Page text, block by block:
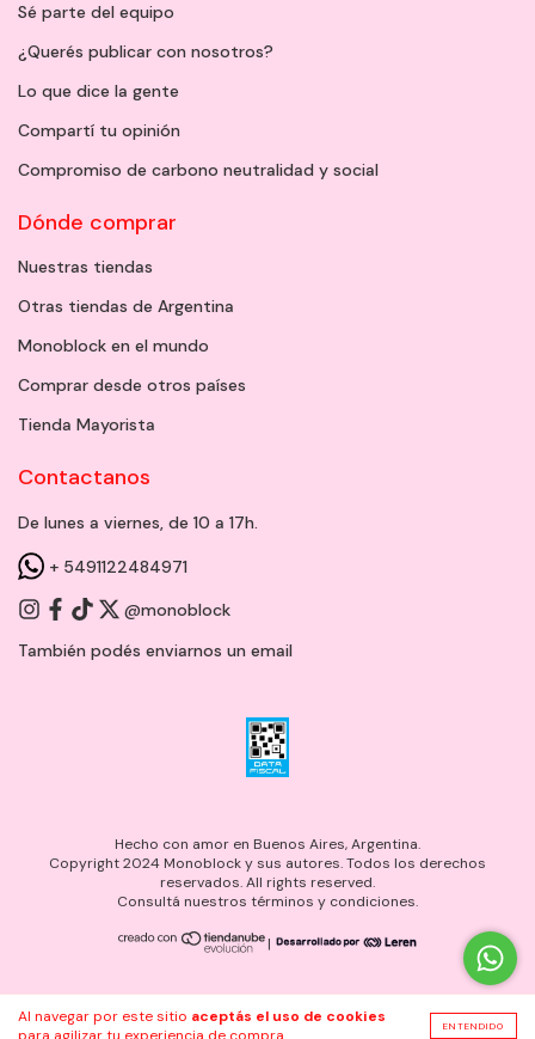
Al navegar por este sitio aceptás el uso de cookies
ENTENDIDO
Sé parte del equipo
¿Querés publicar con nosotros?
Lo que dice la gente
Compartí tu opinión
Compromiso de carbono neutralidad y social
Dónde comprar
Nuestras tiendas
Otras tiendas de Argentina
Monoblock en el mundo
Comprar desde otros países
Tienda Mayorista
Contactanos
De lunes a viernes, de 10 a 17h.
+ 5491122484971
@monoblock
También podés enviarnos un email
Hecho con amor en Buenos Aires, Argentina.
Copyright 2024 Monoblock y sus autores. Todos los derechos
reservados. All rights reserved.
Consultá nuestros términos y condiciones.
|